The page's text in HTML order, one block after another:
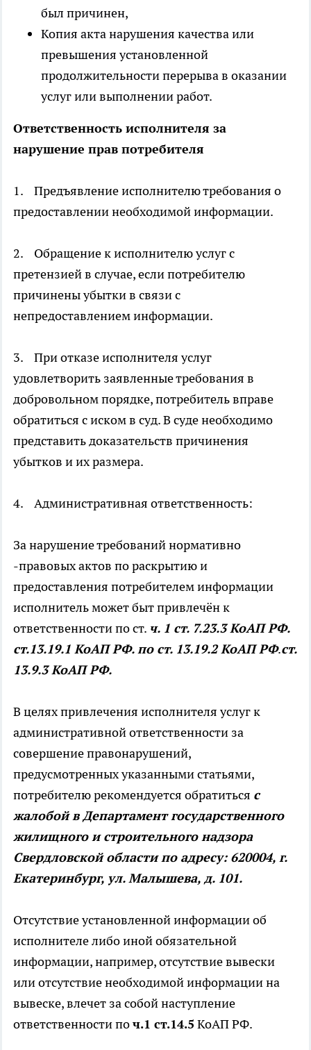
был причинен,
Копия акта нарушения качества или
превышения установленной
продолжительности перерыва в оказании
услуг или выполнении работ.
Ответственность исполнителя за
нарушение прав потребителя
1. Предъявление исполнителю требования о
предоставлении необходимой информации.
2. Обращение к исполнителю услуг с
претензией в случае, если потребителю
причинены убытки в связи с
непредоставлением информации.
3. При отказе исполнителя услуг
удовлетворить заявленные требования в
добровольном порядке, потребитель вправе
обратиться с иском в суд. В суде необходимо
представить доказательств причинения
убытков и их размера.
4. Административная ответственность:
За нарушение требований нормативно
-правовых актов по раскрытию и
предоставления потребителем информации
исполнитель может быт привлечён к
ответственности по ст. ч. 1 ст. 7.23.3 КоАП РФ.
ст.13.19.1 КоАП РФ. по ст. 13.19.2 КоАП РФ.ст.
13.9.3 КоАП РФ.
В целях привлечения исполнителя услуг к
административной ответственности за
совершение правонарушений,
предусмотренных указанными статьями,
потребителю рекомендуется обратиться с
жалобой в Департамент государственного
жилищного и строительного надзора
Свердловской области по адресу: 620004, г.
Екатеринбург, ул. Малышева, д. 101.
Отсутствие установленной информации об
исполнителе либо иной обязательной
информации, например, отсутствие вывески
или отсутствие необходимой информации на
вывеске, влечет за собой наступление
ответственности поч.1 ст.14.5 КоАП РФ.